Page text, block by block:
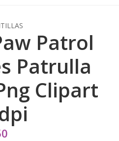
Patrol
Patrulla
Clipart